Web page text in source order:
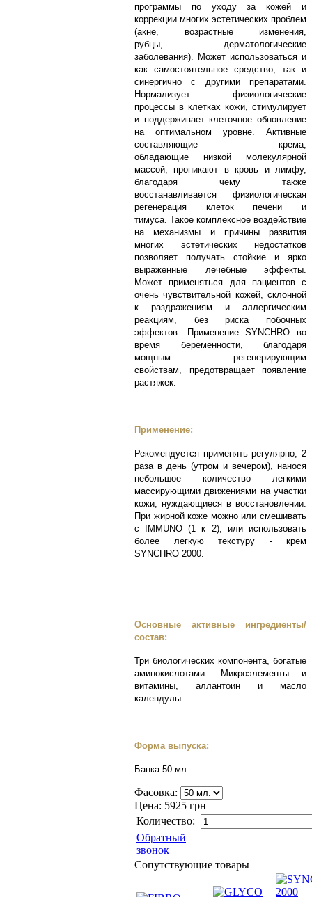
программы по уходу за кожей и
коррекции многих эстетических проблем
(акне, возрастные изменения,
рубцы, дерматологические
заболевания). Может использоваться и
как самостоятельное средство, так и
синергично с другими препаратами.
Нормализует физиологические
процессы в клетках кожи, стимулирует
и поддерживает клеточное обновление
на оптимальном уровне. Активные
составляющие крема,
обладающие низкой молекулярной
массой, проникают в кровь и лимфу,
благодаря чему также
восстанавливается физиологическая
регенерация клеток печени и
тимуса. Такое комплексное воздействие
на механизмы и причины развития
многих эстетических недостатков
позволяет получать стойкие и ярко
выраженные лечебные эффекты.
Может применяться для пациентов с
очень чувствительной кожей, склонной
к раздражениям и аллергическим
реакциям, без риска побочных
эффектов. Применение SYNCHRO во
время беременности, благодаря
мощным регенерирующим
свойствам, предотвращает появление
растяжек.
Применение:
Рекомендуется применять регулярно, 2
раза в день (утром и вечером), нанося
небольшое количество легкими
массирующими движениями на участки
кожи, нуждающиеся в восстановлении.
При жирной коже можно или смешивать
с IMMUNO (1 к 2), или использовать
более легкую текстуру - крем
SYNCHRO 2000.
Основные активные ингредиенты/
состав:
Три биологических компонента, богатые
аминокислотами. Микроэлементы и
витамины, аллантоин и масло
календулы.
Форма выпуска:
Банка 50 мл.
Фасовка:
Цена: 5925 грн
Количество:
Обратный
звонок
Сопутствующие товары